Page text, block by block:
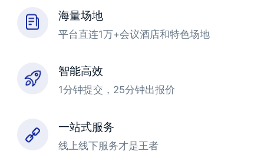
海量场地
平台直连1万+会议酒店和特色场地
智能高效
1分钟提交，25分钟出报价
一站式服务
线上线下服务才是王者